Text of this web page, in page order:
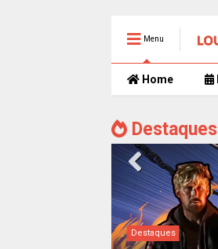
Menu
Home
Destaques
Destaques